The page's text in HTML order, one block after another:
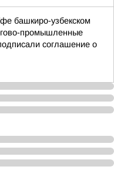
башкиро-узбекском
промышленные
соглашение о